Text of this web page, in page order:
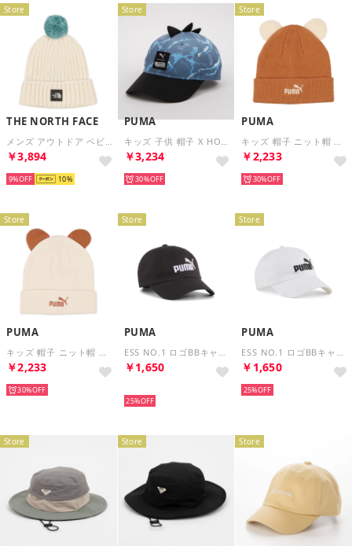
Store
THE NORTH FACE
￥3,894
9% 10
Store
PUMA
￥3,234
30%
Store
PUMA
￥2,233
30%
Store
PUMA
￥2,233
30%
Store
PUMA
￥1,650
25%
Store
PUMA
￥1,650
25%
Store Store Store